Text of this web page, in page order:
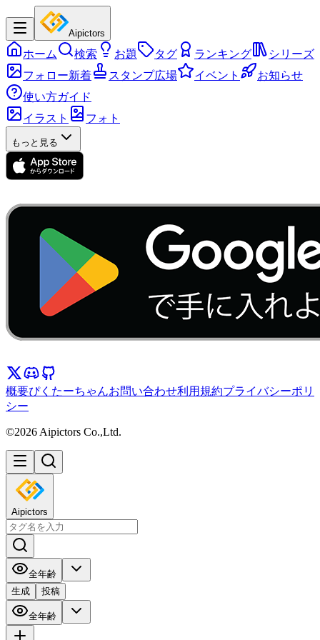
Aipictors
ホーム 検索 お題 タグ ランキング
シリーズ
フォロー新着
スタンプ広場 イベント
お知らせ
使い方ガイド
イラスト
フォト
もっと見る
概要ぴくたーちゃんお問い合わせ利用規約プライバシーポリ
シー
©2026 Aipictors Co.,Ltd.
Aipictors
全年齢
生成
投稿
全年齢